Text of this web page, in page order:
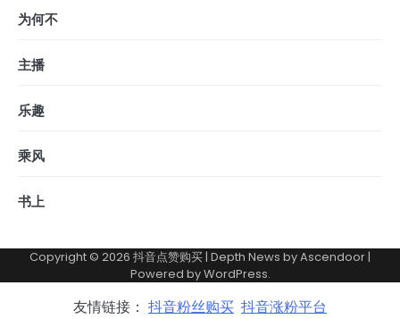
为何不
主播
乐趣
乘风
书上
Copyright © 2026 抖音点赞购买| Depth News byAscendoor|
Powered byWordPress.
友情链接： 抖音粉丝购买 抖音涨粉平台